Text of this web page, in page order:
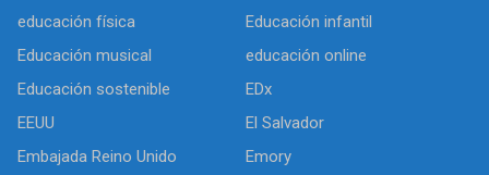
educación física
Educación infantil
Educación musical
educación online
Educación sostenible
EDx
EEUU
El Salvador
Embajada Reino Unido
Emory